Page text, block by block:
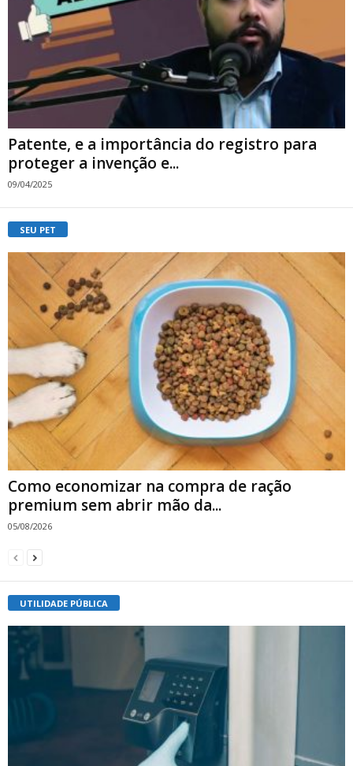
Patente, e a importância do registro para
proteger a invenção e...
09/04/2025
SEU PET
Como economizar na compra de ração
premium sem abrir mão da...
05/08/2026
UTILIDADE PÚBLICA